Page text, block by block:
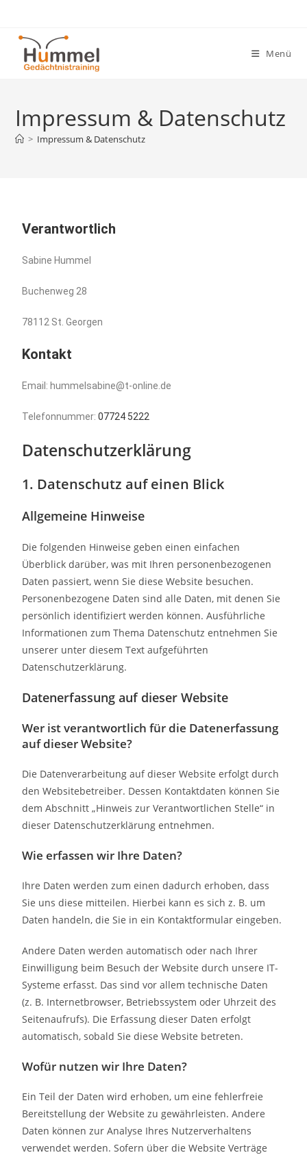
Menü
Impressum & Datenschutz
> Impressum & Datenschutz
Verantwortlich
Sabine Hummel
Buchenweg 28
78112 St. Georgen
Kontakt
Email: hummelsabine@t-online.de
Telefonnummer:07724 5222
Datenschutz­erklärung
1. Datenschutz auf einen Blick
Allgemeine Hinweise
Die folgenden Hinweise geben einen einfachen
Überblick darüber, was mit Ihren personenbezogenen
Daten passiert, wenn Sie diese Website besuchen.
Personenbezogene Daten sind alle Daten, mit denen Sie
persönlich identifiziert werden können. Ausführliche
Informationen zum Thema Datenschutz entnehmen Sie
unserer unter diesem Text aufgeführten
Datenschutzerklärung.
Datenerfassung auf dieser Website
Wer ist verantwortlich für die Datenerfassung
auf dieser Website?
Die Datenverarbeitung auf dieser Website erfolgt durch
den Websitebetreiber. Dessen Kontaktdaten können Sie
dem Abschnitt „Hinweis zur Verantwortlichen Stelle“ in
dieser Datenschutzerklärung entnehmen.
Wie erfassen wir Ihre Daten?
Ihre Daten werden zum einen dadurch erhoben, dass
Sie uns diese mitteilen. Hierbei kann es sich z. B. um
Daten handeln, die Sie in ein Kontaktformular eingeben.
Andere Daten werden automatisch oder nach Ihrer
Einwilligung beim Besuch der Website durch unsere IT-
Systeme erfasst. Das sind vor allem technische Daten
(z. B. Internetbrowser, Betriebssystem oder Uhrzeit des
Seitenaufrufs). Die Erfassung dieser Daten erfolgt
automatisch, sobald Sie diese Website betreten.
Wofür nutzen wir Ihre Daten?
Ein Teil der Daten wird erhoben, um eine fehlerfreie
Bereitstellung der Website zu gewährleisten. Andere
Daten können zur Analyse Ihres Nutzerverhaltens
verwendet werden. Sofern über die Website Verträge